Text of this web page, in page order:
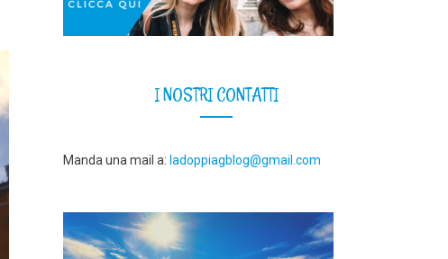
I NOSTRI CONTATTI
Manda una mail a: ladoppiagblog@gmail.com